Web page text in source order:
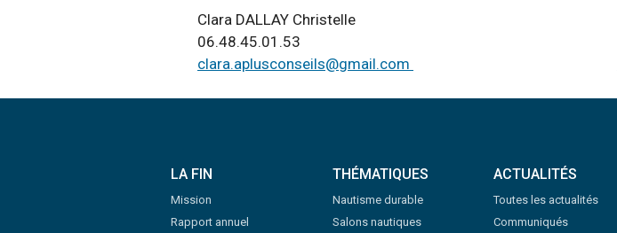
Clara DALLAY Christelle
06.48.45.01.53
clara.aplusconseils@gmail.com
LA FIN
Mission
Rapport annuel
THÉMATIQUES
Nautisme durable
Salons nautiques
ACTUALITÉS
Toutes les actualités
Communiqués